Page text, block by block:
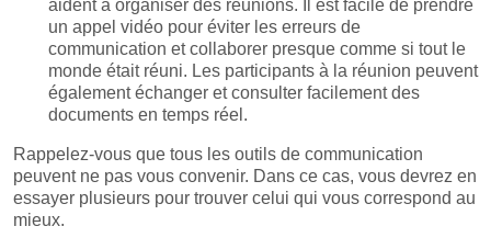
aident à organiser des réunions. Il est facile de prendre
un appel vidéo pour éviter les erreurs de
communication et collaborer presque comme si tout le
monde était réuni. Les participants à la réunion peuvent
également échanger et consulter facilement des
documents en temps réel.
Rappelez-vous que tous les outils de communication
peuvent ne pas vous convenir. Dans ce cas, vous devrez en
essayer plusieurs pour trouver celui qui vous correspond au
mieux.